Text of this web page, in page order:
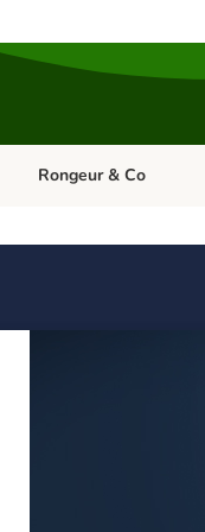
Chien
Dérouler les catégories:
Rongeur & Co